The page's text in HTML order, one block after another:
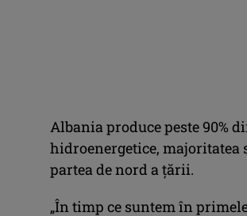
Albania produce peste 90%
hidroenergetice,
partea de nord a țării.
„În timp ce suntem în